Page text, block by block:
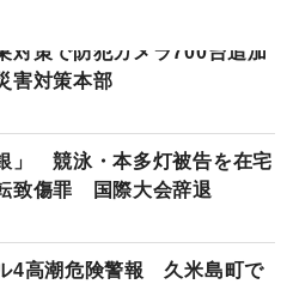
対策で防犯カメラ700台追加
害対策本部
」 競泳・本多灯被告を在宅
致傷罪 国際大会辞退
4高潮危険警報 久米島町で